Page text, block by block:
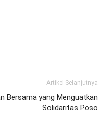
Artikel Selanjutnya
Bersama yang Menguatkan
Solidaritas Poso